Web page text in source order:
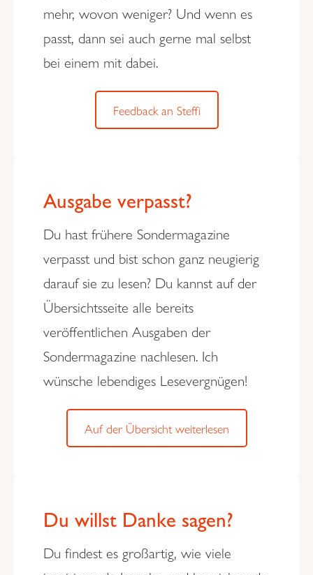
mehr, wovon weniger? Und wenn es
passt, dann sei auch gerne mal selbst
bei einem mit dabei.
Feedback an Steffi
Ausgabe verpasst?
Du hast frühere Sondermagazine
verpasst und bist schon ganz neugierig
darauf sie zu lesen? Du kannst auf der
Übersichtsseite alle bereits
veröffentlichen Ausgaben der
Sondermagazine nachlesen. Ich
wünsche lebendiges Lesevergnügen!
Auf der Übersicht weiterlesen
Du willst Danke sagen?
Du findest es großartig, wie viele